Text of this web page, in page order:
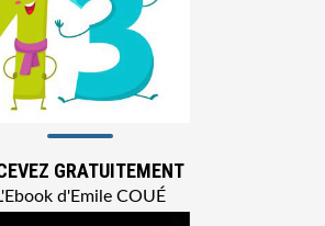
GRATUITEMENT
d'Emile COUÉ